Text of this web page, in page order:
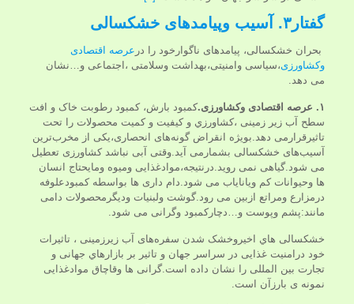
گفتار۳. آسیب وپیامدهای خشکسالی
بحران خشکسالی، پیامدهای ناگوارخود را در عرصه اقتصادی
وکشاورزی،سیاسی وامنیتی،بهداشت وسلامتی ،اجتماعی و…نشان
می دهد.
۱. عرصه اقتصادی وکشاورزی.
کمبود بارش، کمبود رطوبت خاک و افت
سطح آب زیر زمینی ،کشاورزي و کیفیت و کمیت محصولات را تحت
تاثیرقرارمی دهد.بویژه انقراض گونه‌های انحصاری،یکی از مخرب‌ترین
آسیب‌های خشکسالی بشمارمی آید.وقتی آبی نباشد کشاورزی تعطیل
می شود.گیاهی نمی روید.درنتیجه،موادغذایی ومیوه ومایحتاج انسان
ها وحیوانات کم ویانایاب می شود.دام داری ها بواسطه کمبودعلوفه
درمزارع ومراتع ازبین می رود.گوشت ولبنیات ودیگرمحصولات دامی
مانند:پشم وپوست و…دچارکمبود وگرانی می شود.
خشکسالی هاي اخیروخشک شدن سفره‌های آب زیرزمینی ، تاثیرات
خود درامنیت غذایی در سراسر جهان و تاثیر بر بازارهاي جهانی و
تجارت بین المللی را نشان داده است.گرانی ها وقاچاق موادغذایی
نمونه ی بارزآن است.